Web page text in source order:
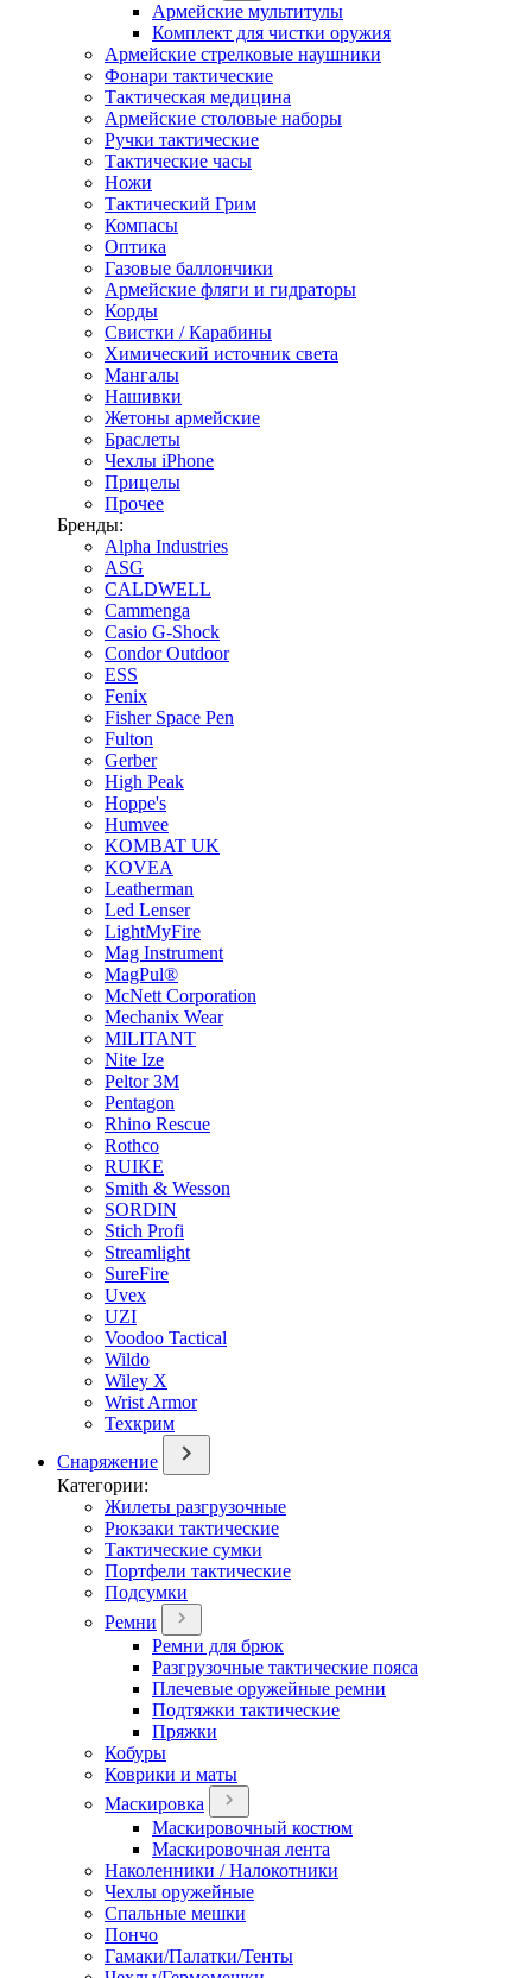
Армейские мультитулы
Комплект для чистки оружия
Армейские стрелковые наушники
Фонари тактические
Тактическая медицина
Армейские столовые наборы
Ручки тактические
Тактические часы
Ножи
Тактический Грим
Компасы
Оптика
Газовые баллончики
Армейские фляги и гидраторы
Корды
Свистки / Карабины
Химический источник света
Мангалы
Нашивки
Жетоны армейские
Браслеты
Чехлы iPhone
Прицелы
Прочее
Бренды:
Alpha Industries
ASG
CALDWELL
Cammenga
Casio G-Shock
Condor Outdoor
ESS
Fenix
Fisher Space Pen
Fulton
Gerber
High Peak
Hoppe's
Humvee
KOMBAT UK
KOVEA
Leatherman
Led Lenser
LightMyFire
Mag Instrument
MagPul®
McNett Corporation
Mechanix Wear
MILITANT
Nite Ize
Peltor 3M
Pentagon
Rhino Rescue
Rothco
RUIKE
Smith & Wesson
SORDIN
Stich Profi
Streamlight
SureFire
Uvex
UZI
Voodoo Tactical
Wildo
Wiley X
Wrist Armor
Техкрим
Снаряжение
Категории:
Жилеты разгрузочные
Рюкзаки тактические
Тактические сумки
Портфели тактические
Подсумки
Ремни
Ремни для брюк
Разгрузочные тактические пояса
Плечевые оружейные ремни
Подтяжки тактические
Пряжки
Кобуры
Коврики и маты
Маскировка
Маскировочный костюм
Маскировочная лента
Наколенники / Налокотники
Чехлы оружейные
Спальные мешки
Пончо
Гамаки/Палатки/Тенты